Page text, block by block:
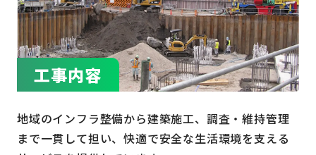
工事内容
地域のインフラ整備から建築施工、調査・維持管理
まで一貫して担い、快適で安全な生活環境を支える